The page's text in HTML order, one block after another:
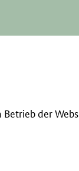
der